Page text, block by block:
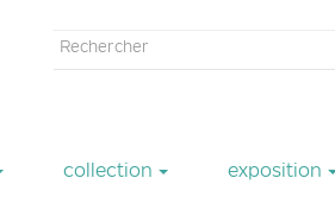
Formulaire
collection exposition